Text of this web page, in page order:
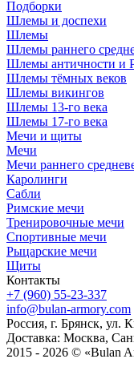
Подборки
Шлемы и доспехи
Шлемы
Шлемы раннего
Шлемы античности и
Шлемы тёмных веков
Шлемы викингов
Шлемы 13-го века
Шлемы 17-го века
Мечи и щиты
Мечи
Мечи раннего
Каролинги
Сабли
Римские мечи
Тренировочные мечи
Спортивные мечи
Рыцарские мечи
Щиты
Контакты
+7 (960) 55-23-337
info@bulan-armory.com
Россия, г. Брянск, ул.
Доставка: Москва,
2015 - 2026 © «Bulan